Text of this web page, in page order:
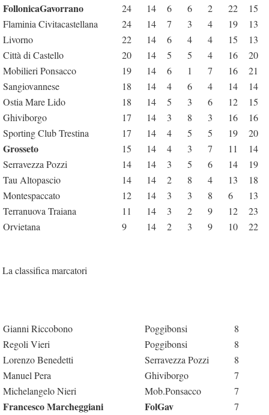
FollonicaGavorrano 24 14 6 6 2 22
15
Flaminia Civitacastellana
24 14 7 3 4 19
13
Livorno
22 14 6 4 4 15
13
Città di Castello
20 14 5 5 4 16
20
Mobilieri Ponsacco
19 14 6 1 7 16
21
Sangiovannese
18 14 4 6 4 14
14
Ostia Mare Lido
18 14 5 3 6 12
15
Ghiviborgo
17 14 3 8 3 16
16
Sporting Club Trestina
17 14 4 5 5 19 20
Grosseto 15 14 4 3 7 11
14
Serravezza Pozzi
14 14 3 5 6 14
19
Tau Altopascio
14 14 2 8 4 13
18
Montespaccato
12 14 3 3 8 6
13
Terranuova Traiana
11 14 3 2 9 12
23
Orvietana
9 14 2 3 9 10 22
La classifica marcatori
Gianni Riccobono Poggibonsi
8
Regoli Vieri
Poggibonsi
8
Lorenzo Benedetti
Serravezza Pozzi
8
Manuel Pera
Ghiviborgo
7
Michelangelo Nieri
Mob.Ponsacco 7
Francesco Marcheggiani FolGav
7